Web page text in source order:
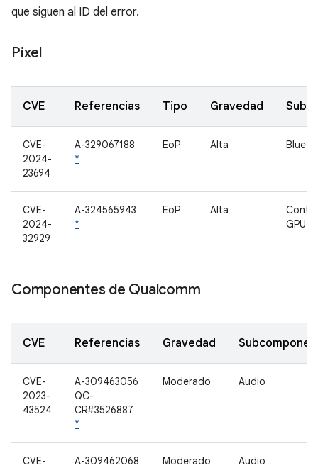
que siguen al ID del error.
Pixel
CVE Referencias Tipo Gravedad
CVE-
2024-
23694
A-329067188
*
EoP Alta
CVE-
2024-
32929
A-324565943
*
EoP Alta
GPU
Componentes de Qualcomm
CVE Referencias Gravedad
CVE-
2023-
43524
A-309463056
QC-
CR#3526887
*
Moderado Audio
CVE-
A-309462068
Moderado Audio